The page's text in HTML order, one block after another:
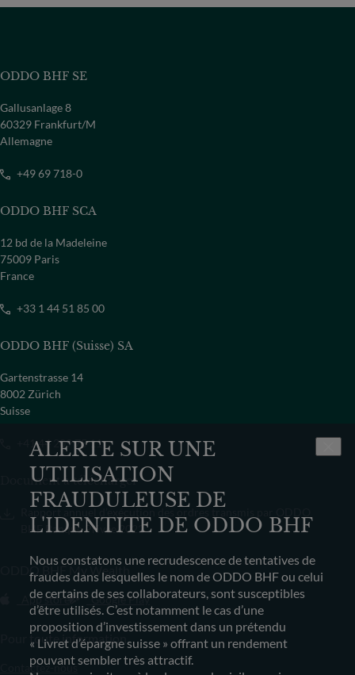
ALERTE SUR UNE
UTILISATION
FRAUDULEUSE DE
L'IDENTITE DE ODDO BHF
Nous constatons une recrudescence de tentatives de
fraudes dans lesquelles le nom de ODDO BHF ou celui
de certains de ses collaborateurs, sont susceptibles
d’être utilisés. C’est notamment le cas d’une
proposition d’investissement dans un prétendu
« Livret d’épargne suisse » offrant un rendement
pouvant sembler très attractif.
ODDO BHF SE
Gallusanlage 8
60329 Frankfurt/M
Allemagne
+49 69 718-0
ODDO BHF SCA
12 bd de la Madeleine
75009 Paris
France
+33 1 44 51 85 00
ODDO BHF (Suisse) SA
Gartenstrasse 14
8002 Zürich
Suisse
+41 44 209 75 11
Document à télécharger
BHF Banque Privée 2022
ODDO BHF My Wealth
App store Google Play
Pour toute information
Contactez-nous